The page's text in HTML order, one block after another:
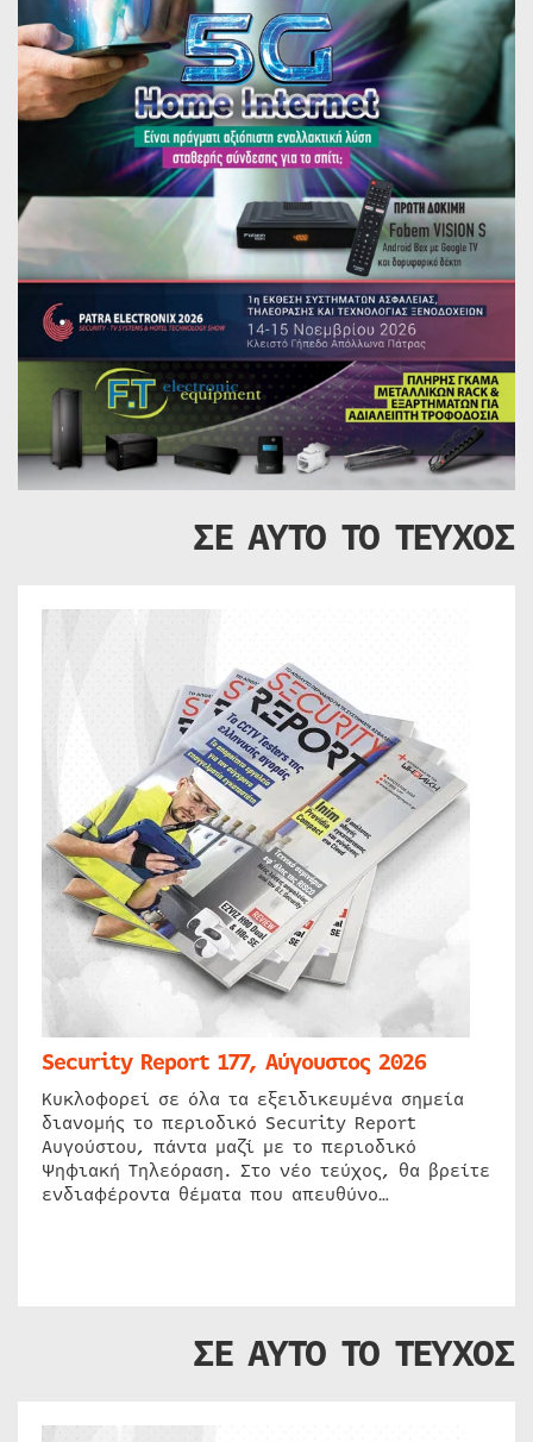
ΣΕ ΑΥΤΟ ΤΟ ΤΕΥΧΟΣ
Security Report 177, Αύγουστος 2026
Κυκλοφορεί σε όλα τα εξειδικευμένα σημεία
διανομής το περιοδικό Security Report
Αυγούστου, πάντα μαζί με το περιοδικό
Ψηφιακή Τηλεόραση. Στο νέο τεύχος, θα βρείτε
ενδιαφέροντα θέματα που απευθύνο…
ΣΕ ΑΥΤΟ ΤΟ ΤΕΥΧΟΣ